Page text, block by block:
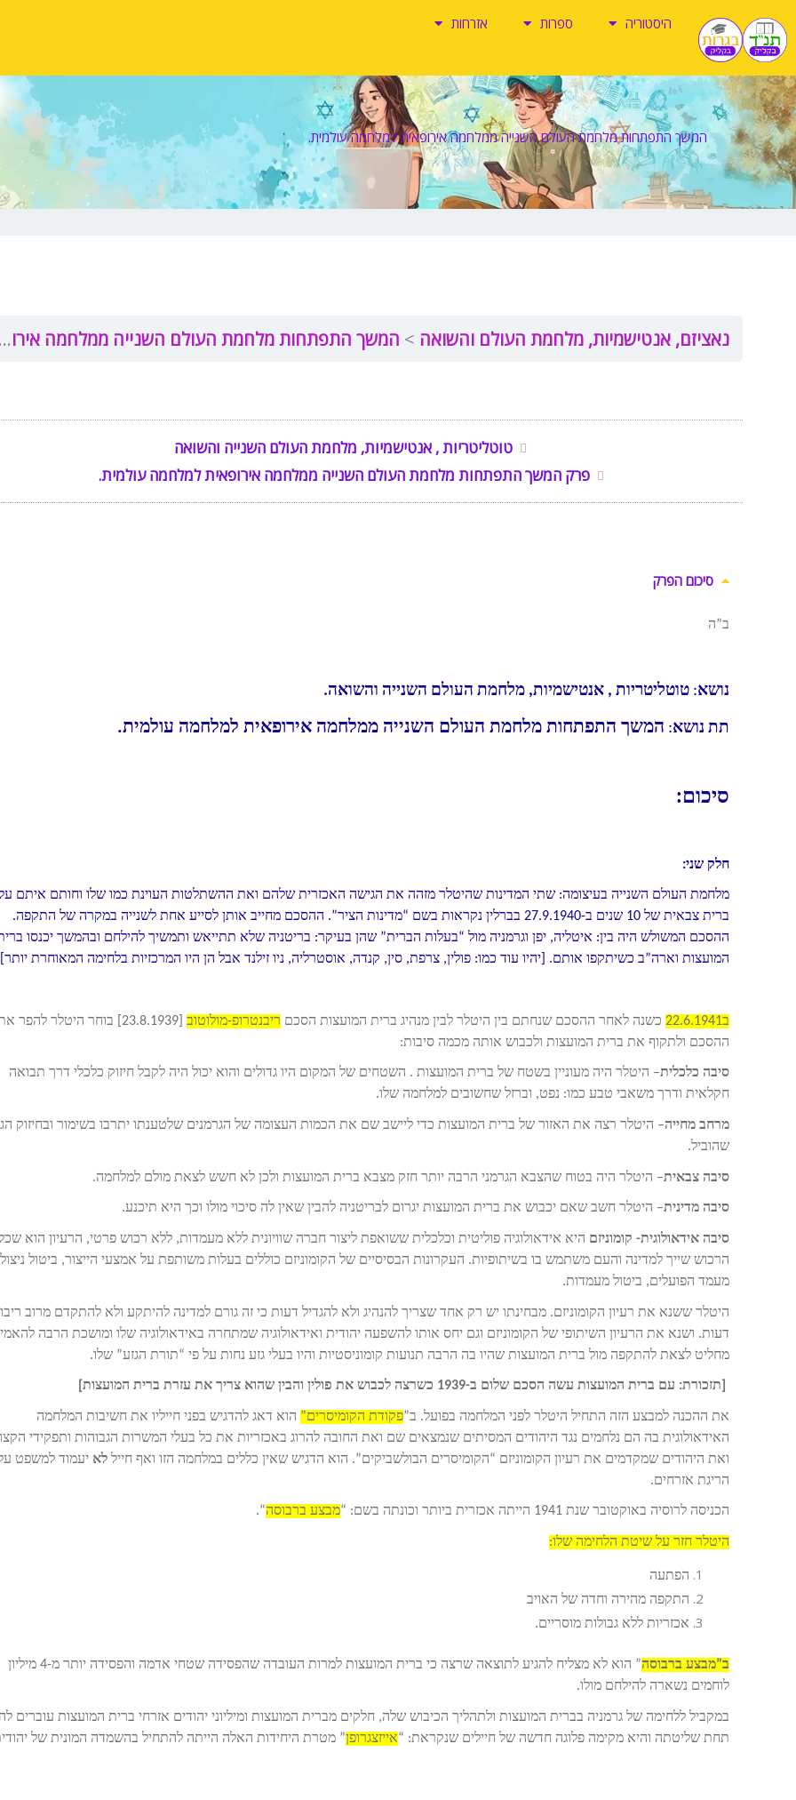
לתוכן
היסטוריה ספרות אזרחות
המשך התפתחות מלחמת העולם השנייה ממלחמה אירופאית למלחמה עולמית.
נאציזם, אנטישמיות, מלחמת העולם והשואה המשך התפתחות מלחמת העולם השנייה ממלחמה אירופאית למלחמה עולמית.
טוטליטריות , אנטישמיות, מלחמת העולם השנייה והשואה
פרק המשך התפתחות מלחמת העולם השנייה ממלחמה אירופאית למלחמה עולמית.
סיכום הפרק
ב”ה
נושא: טוטליטריות , אנטישמיות, מלחמת העולם השנייה והשואה.
תת נושא: המשך התפתחות מלחמת העולם השנייה ממלחמה אירופאית למלחמה עולמית.
סיכום:
חלק שני:
מלחמת העולם השנייה בעיצומה: שתי המדינות שהיטלר מזהה את הגישה האכזרית שלהם ואת ההשתלטות העוינת כמו שלו וחותם איתם
ברית צבאית של 10 שנים ב-27.9.1940 בברלין נקראות בשם “מדינות הציר”. ההסכם מחייב אותן לסייע אחת לשנייה במקרה של התקפה.
ההסכם המשולש היה בין: איטליה, יפן וגרמניה מול “בעלות הברית” שהן בעיקר: בריטניה שלא תתייאש ותמשיך להילחם ובהמשך יכנסו
המועצות וארה”ב כשיתקפו אותם. [יהיו עוד כמו: פולין, צרפת, סין, קנדה, אוסטרליה, ניו זילנד אבל הן היו המרכזיות בלחימה המאוחרת יותר]
ב22.6.1941 כשנה לאחר ההסכם שנחתם בין היטלר לבין מנהיג ברית המועצות הסכם ריבנטרופ-מולוטוב
[23.8.1939] בוחר היטלר להפר
ההסכם ולתקוף את ברית המועצות ולכבוש אותה מכמה סיבות:
סיבה כלכלית– היטלר היה מעוניין בשטח של ברית המועצות . השטחים של המקום היו גדולים והוא יכול היה לקבל חיזוק כלכלי דרך תבואה
חקלאית ודרך משאבי טבע כמו: נפט, וברזל שחשובים למלחמה שלו.
מרחב מחייה– היטלר רצה את האזור של ברית המועצות כדי ליישב שם את הכמות העצומה של הגרמנים שלטענתו יתרבו בשימור ובחיזוק
שהוביל.
סיבה צבאית– היטלר היה בטוח שהצבא הגרמני הרבה יותר חזק מצבא ברית המועצות ולכן לא חשש לצאת מולם למלחמה.
סיבה מדינית– היטלר חשב שאם יכבוש את ברית המועצות יגרום לבריטניה להבין שאין לה סיכוי מולו וכך היא תיכנע.
סיבה אידאולוגית- קומוניזם היא אידאולוגיה פוליטית וכלכלית ששואפת ליצור חברה שוויונית ללא מעמדות, ללא רכוש פרטי, הרעיון הוא
הרכוש שייך למדינה והעם משתמש בו בשיתופיות. העקרונות הבסיסיים של הקומוניזם כוללים בעלות משותפת על אמצעי הייצור, ביטול ניצול
מעמד הפועלים, ביטול מעמדות.
היטלר ששנא את רעיון הקומוניזם. מבחינתו יש רק אחד שצריך להנהיג ולא להגדיל דעות כי זה גורם למדינה להיתקע ולא להתקדם מרוב
דעות. ושנא את הרעיון השיתופי של הקומוניזם וגם יחס אותו להשפעה יהודית ואידאולוגיה שמתחרה באידאולוגיה שלו ומושכת הרבה
מחליט לצאת להתקפה מול ברית המועצות שהיו בה הרבה תנועות קומוניסטיות והיו בעלי גזע נחות על פי “תורת הגזע” שלו.
[תזכורת: עם ברית המועצות עשה הסכם שלום ב-1939 כשרצה לכבוש את פולין והבין שהוא צריך את עזרת ברית המועצות]
את ההכנה למבצע הזה התחיל היטלר לפני המלחמה בפועל. ב”פקודת הקומיסרים” הוא דאג להדגיש בפני חייליו את חשיבות המלחמה
האידאולוגית בה הם נלחמים נגד היהודים המסיתים שנמצאים שם ואת החובה להרוג באכזריות את כל בעלי המשרות הגבוהות ותפקידי
ואת היהודים שמקדמים את רעיון הקומוניזם “הקומיסרים הבולשביקים”. הוא הדגיש שאין כללים במלחמה הזו ואף חייל לא יעמוד למשפט
הריגת אזרחים.
הכניסה לרוסיה באוקטובר שנת 1941 הייתה אכזרית ביותר וכונתה בשם: “ מבצע ברבוסה“.
היטלר חזר על שיטת הלחימה שלו:
הפתעה
התקפה מהירה וחדה של האויב
אכזריות ללא גבולות מוסריים.
ב”מבצע ברבוסה
” הוא לא מצליח להגיע לתוצאה שרצה כי ברית המועצות למרות העובדה שהפסידה שטחי אדמה והפסידה יותר מ-4 מיליון
לוחמים נשארה להילחם מולו.
במקביל ללחימה של גרמניה בברית המועצות ולתהליך הכיבוש שלה, חלקים מברית המועצות ומיליוני יהודים אזרחי ברית המועצות עוברים
תחת שליטתה והיא מקימה פלוגה חדשה של חיילים שנקראת: “אייזצגרופן” מטרת היחידות האלה הייתה להתחיל בהשמדה המונית של